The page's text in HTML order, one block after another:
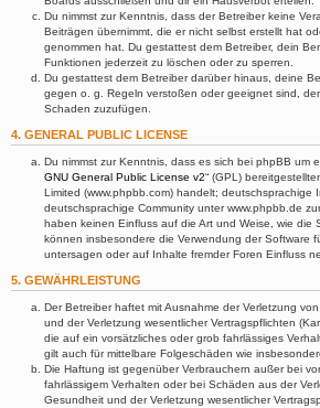
Du nimmst zur Kenntnis, dass der Betreiber keine
Beiträgen übernimmt, die er nicht selbst erstellt hat
genommen hat. Du gestattest dem Betreiber, dein
Funktionen jederzeit zu löschen oder zu sperren.
Du gestattest dem Betreiber darüber hinaus, deine
gegen o. g. Regeln verstoßen oder geeignet sind,
Schaden zuzufügen.
4. GENERAL PUBLIC LICENSE
Du nimmst zur Kenntnis, dass es sich bei phpBB um
GNU General Public License v2“ (GPL)
Limited (www.phpbb.com) handelt; deutschsprachige
deutschsprachige Community unter www.phpbb.de
haben keinen Einfluss auf die Art und Weise, wie die
können insbesondere die Verwendung der Software
untersagen oder auf Inhalte fremder Foren Einfluss
5. GEWÄHRLEISTUNG
Der Betreiber haftet mit Ausnahme der Verletzung
und der Verletzung wesentlicher Vertragspflichten
die auf ein vorsätzliches oder grob fahrlässiges
gilt auch für mittelbare Folgeschäden wie
Die Haftung ist gegenüber Verbrauchern außer bei
fahrlässigem Verhalten oder bei Schäden aus der
Gesundheit und der Verletzung wesentlicher